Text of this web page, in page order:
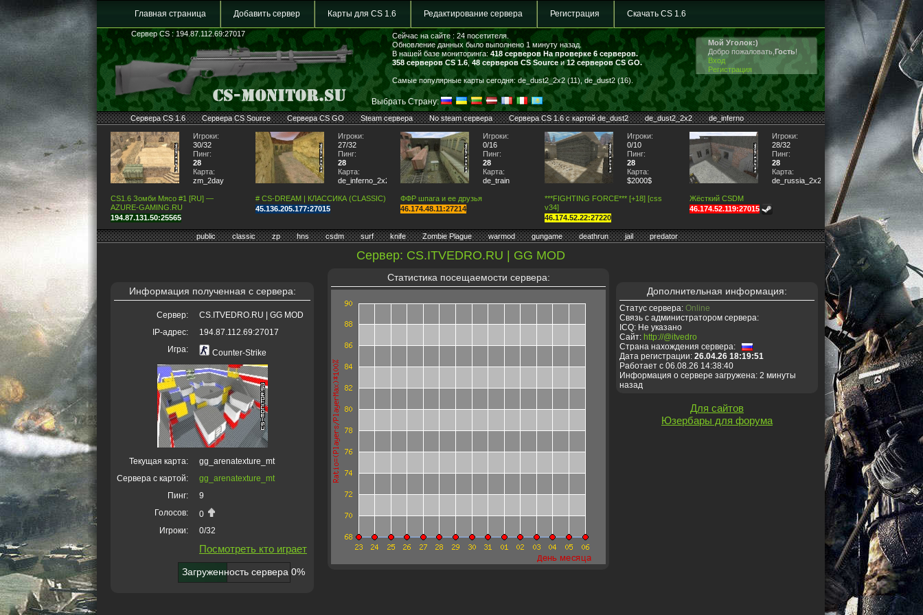
Главная страница Добавить сервер Карты для CS 1.6 Редактирование сервера Регистрация Скачать CS 1.6
Сервер CS : 194.87.112.69:27017
Выбрать Страну:
Сейчас на сайте : 24 посетителя.
Обновление данных было выполнено 1 минуту назад.
В нашей базе мониторинга: 418 серверов На проверке 6 серверов.
358 серверов CS 1.6,48 серверов CS Sourceи12 серверов CS GO.
Самые популярные карты сегодня: de_dust2_2x2 (11), de_dust2 (16).
Мой Уголок:)
Добро пожаловать, Гость!
Вход
Регистрация
Сервера CS 1.6 Сервера CS Source Сервера CS GO Steam сервера No steam сервера Сервера CS 1.6 с картой de_dust2 de_dust2_2x2 de_inferno
Игроки:
30/32
Пинг:
28
Карта:
zm_2day
CS1.6 Зомби Мясо #1 [RU] —
AZURE-GAMING.RU
194.87.131.50:25565
Игроки:
27/32
Пинг:
28
Карта:
de_inferno_2x2
# CS-DREAM | КЛАССИКА (CLASSIC)
45.136.205.177:27015
Игроки:
0/16
Пинг:
28
Карта:
de_train
ФФР шпага и ее друзья
46.174.48.11:27214
Игроки:
0/10
Пинг:
28
Карта:
$2000$
***FIGHTING FORCE*** [+18] [css
v34]
46.174.52.22:27220
Игроки:
28/32
Пинг:
28
Карта:
de_russia_2x2
Жёсткий CSDM
46.174.52.119:27015
public classic zp hns csdm surf knife Zombie Plague warmod gungame deathrun jail predator
Сервер: CS.ITVEDRO.RU | GG MOD
Информация полученная с сервера:
Сервер:
CS.ITVEDRO.RU | GG MOD
IP-адрес:
194.87.112.69:27017
Игра:
Counter-Strike
Текущая карта:
gg_arenatexture_mt
Сервера с картой:
gg_arenatexture_mt
Пинг:
9
Голосов:
0
Игроки:
0/32
Посмотреть кто играет
Загруженность сервера 0%
Статистика посещаемости сервера:
Дополнительная информация:
Статус сервера: Online
Связь с администратором сервера:
ICQ: Не указано
Сайт: http://@itvedro
Страна нахождения сервера:
Дата регистрации: 26.04.26 18:19:51
Работает с 06.08.26 14:38:40
Информация о сервере загружена: 2 минуты
назад
Для сайтов
Юзербары для форума